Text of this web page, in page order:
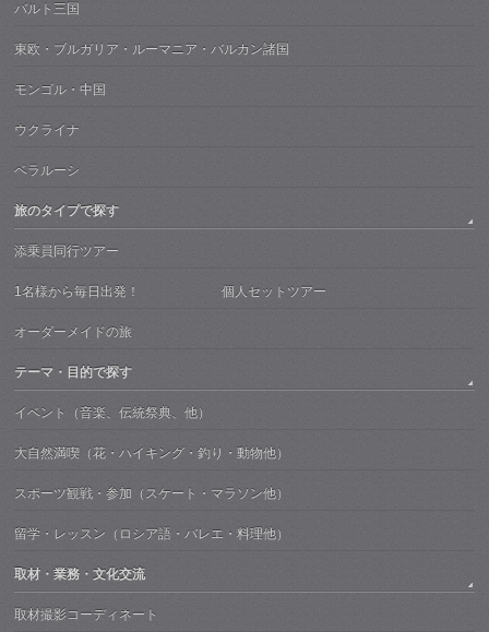
バルト三国
東欧・ブルガリア・ルーマニア・バルカン諸国
モンゴル・中国
ウクライナ
ベラルーシ
旅のタイプで探す
添乗員同行ツアー
1名様から毎日出発！ 個人セットツアー
オーダーメイドの旅
テーマ・目的で探す
イベント（音楽、伝統祭典、他）
大自然満喫（花・ハイキング・釣り・動物他）
スポーツ観戦・参加（スケート・マラソン他）
留学・レッスン（ロシア語・バレエ・料理他）
取材・業務・文化交流
取材撮影コーディネート